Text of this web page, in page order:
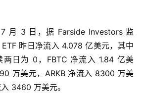
月 3 日，据 Farside Investors 监
昨日净流入 4.078 亿美元，其中
两日为 0，FBTC 净流入 1.84 亿美
万美元，ARKB 净流入 8300 万美
3460 万美元。